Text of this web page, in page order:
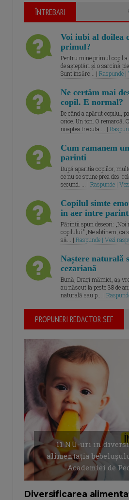
ÎNTREBARI
Voi iubi al doilea
primul?
Pentru mine primul copil
de așteptări și o sarcină
Sunt însărc... | Raspunde
Ne certăm mai
copil. E normal?
De când a apărut copilul,
orice. Un ton. O remarcă.
noaptea trecuta.... |
Cum ramanem
parinti
După apariția copiilor,
ce nu se spune prea des:
secund. ... | Raspunde |
Copilul simte
in aer intre
Părinții spun deseori:
copilului.” „Ne abținem, ca
să... | Raspunde | Vezi
Naștere naturală
cezariană
Bună, Dragi mămici, aș
au născut la peste 38 de
naturală sau p... |
PROPUNERI REDACTOR SEF
11 NU-uri in
alimentația
Academiei de
Diversificarea